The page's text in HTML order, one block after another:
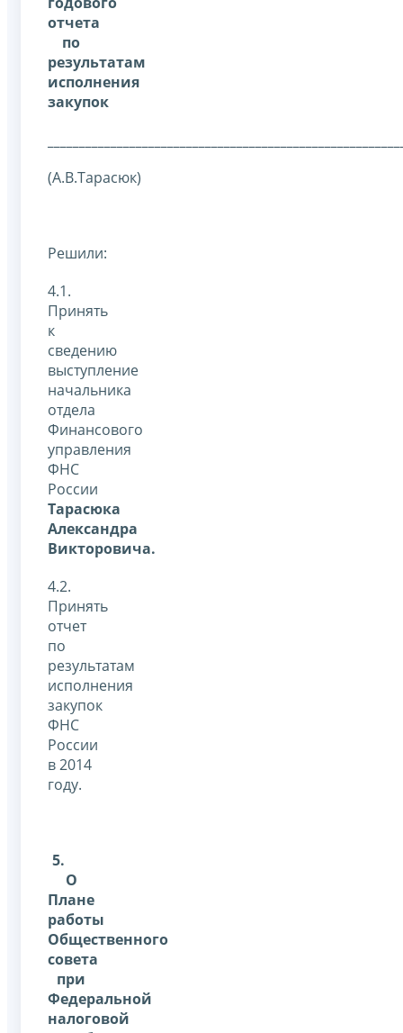
отчета
по
результатам
исполнения
закупок
(А.В.Тарасюк)
Решили:
4.1.
Принять
к
сведению
выступление
начальника
отдела
Финансового
управления
ФНС
России
Тарасюка
Александра
Викторовича.
4.2.
Принять
отчет
по
результатам
исполнения
закупок
ФНС
России
в 2014
году.
5.
О
Плане
работы
Общественного
совета
при
Федеральной
налоговой